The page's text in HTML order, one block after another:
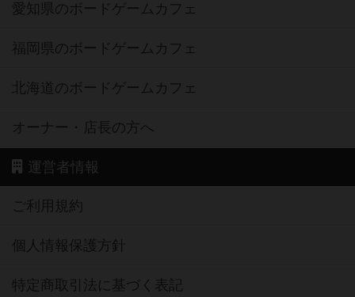
愛知県のボードゲームカフェ
福岡県のボードゲームカフェ
北海道のボードゲームカフェ
オーナー・店長の方へ
運営者情報
ご利用規約
個人情報保護方針
特定商取引法に基づく表記